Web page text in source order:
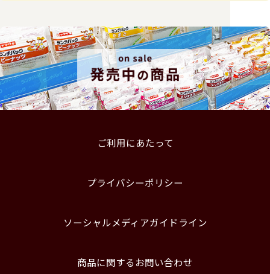
ご利用にあたって
プライバシーポリシー
ソーシャルメディアガイドライン
商品に関するお問い合わせ